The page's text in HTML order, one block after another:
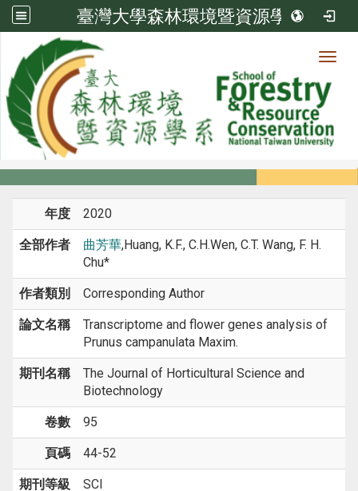
臺灣大學森林環境暨資源學系
系所成員
系所成員
年度 2020
全部作者 曲芳華,Huang, K.F., C.H.Wen, C.T. Wang, F. H.
Chu*
作者類別 Corresponding Author
論文名稱
Transcriptome and flower genes analysis of
Prunus campanulata Maxim.
期刊名稱
The Journal of Horticultural Science and
Biotechnology
卷數 95
頁碼 44-52
期刊等級 SCI